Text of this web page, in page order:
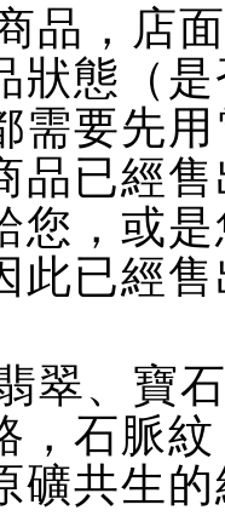
品，店
狀態（
需要先
品已經
您，或
此已經
翠、寶
，石脈
礦共生